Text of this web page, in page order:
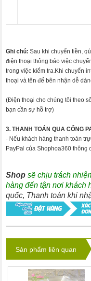
Ghi chú: Sau khi chuyển tiền,
điện thoại thông báo việc
trong việc kiểm tra.Khi chuyển
thoại và tên để bên nhận dễ
(Điện thoại cho chúng tôi theo
bạn cần sự hỗ trợ)
3. THANH TOÁN QUA CỔNG
- Nếu khách hàng thanh toán
PayPal của Shophoa360 thông
Shop sẽ chịu trách
hàng đến tận nơi khách
quốc, Thanh toán khi
Sản phẩm liên quan